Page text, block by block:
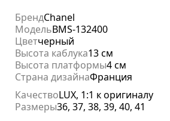
БрендChanel
МодельBMS-132400
Цветчерный
Высота каблука13 см
Высота платформы4 см
Страна дизайнаФранция
КачествоLUX, 1:1 к оригиналу
Размеры36, 37, 38, 39, 40, 41